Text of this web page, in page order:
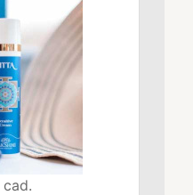
cad.